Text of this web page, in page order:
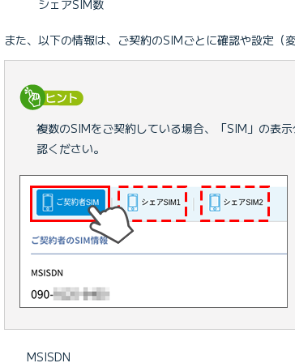
シェアSIM数
また、以下の情報は、ご契約のSIMごとに確認や設定（
複数のSIMをご契約している場合、「SIM」の表
認ください。
MSISDN